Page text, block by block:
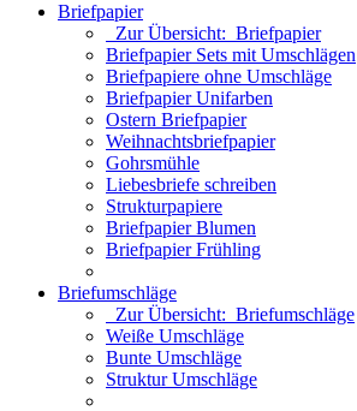
Briefpapier
Zur Übersicht: Briefpapier
Briefpapier Sets mit Umschlägen
Briefpapiere ohne Umschläge
Briefpapier Unifarben
Ostern Briefpapier
Weihnachtsbriefpapier
Gohrsmühle
Liebesbriefe schreiben
Strukturpapiere
Briefpapier Blumen
Briefpapier Frühling
Briefumschläge
Zur Übersicht: Briefumschläge
Weiße Umschläge
Bunte Umschläge
Struktur Umschläge